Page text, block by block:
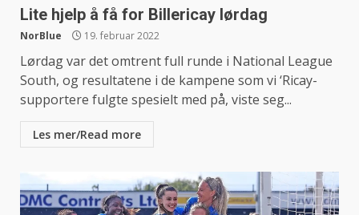
Lite hjelp å få for Billericay lørdag
NorBlue 19. februar 2022
Lørdag var det omtrent full runde i National League
South, og resultatene i de kampene som vi ‘Ricay-
supportere fulgte spesielt med på, viste seg...
Les mer/Read more